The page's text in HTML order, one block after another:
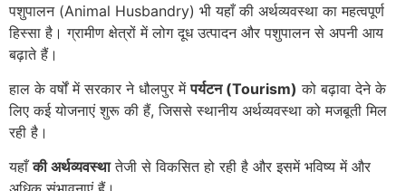
पशुपालन (Animal Husbandry) भी यहाँ की अर्थव्यवस्था का महत्वपूर्ण
हिस्सा है। ग्रामीण क्षेत्रों में लोग दूध उत्पादन और पशुपालन से अपनी आय
बढ़ाते हैं।
हाल के वर्षों में सरकार ने धौलपुर मेंपर्यटन (Tourism) को बढ़ावा देने के
लिए कई योजनाएं शुरू की हैं, जिससे स्थानीय अर्थव्यवस्था को मजबूती मिल
रही है।
यहाँकी अर्थव्यवस्थातेजी से विकसित हो रही है और इसमें भविष्य में और